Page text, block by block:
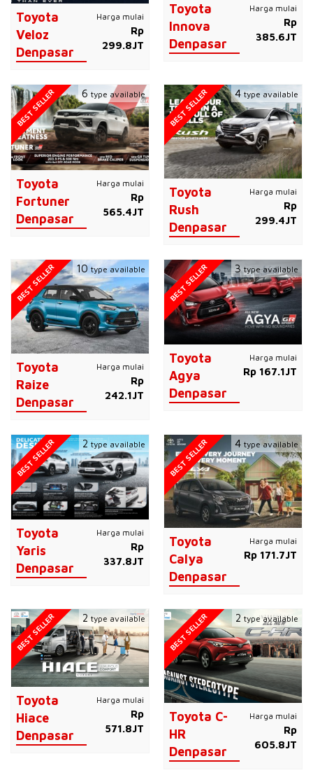
Toyota
Veloz
Denpasar
Harga mulai
Rp
299.8JT
Toyota
Innova
Denpasar
Harga mulai
Rp
385.6JT
Toyota
Fortuner
Denpasar
Harga mulai
Rp
565.4JT
BEST SELLER 6 type available
Toyota
Rush
Denpasar
Harga mulai
Rp
299.4JT
BEST SELLER 4type available
Toyota
Raize
Denpasar
Harga mulai
Rp
242.1JT
BEST SELLER 10 type available
Toyota
Agya
Denpasar
Harga mulai
Rp 167.1JT
BEST SELLER 3type available
Toyota
Yaris
Denpasar
Harga mulai
Rp
337.8JT
BEST SELLER 2type available
Toyota
Calya
Denpasar
Harga mulai
Rp 171.7JT
BEST SELLER 4 type available
Toyota
Hiace
Denpasar
Harga mulai
Rp
571.8JT
BEST SELLER 2type available
Toyota C-
HR
Denpasar
Harga mulai
Rp
605.8JT
BEST SELLER 2 type available